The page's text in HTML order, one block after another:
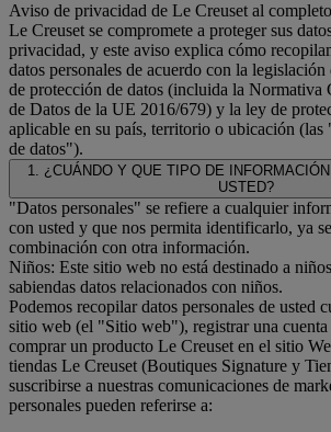
Aviso de privacidad de Le Creuset al completo
Le Creuset se compromete a proteger sus
privacidad, y este aviso explica cómo
datos personales de acuerdo con la
de protección de datos (incluida la Normativa
de Datos de la UE 2016/679) y la ley de
aplicable en su país, territorio o ubicación (las
de datos").
1. ¿CUÁNDO Y QUE TIPO DE
USTED?
"Datos personales" se refiere a cualquier
con usted y que nos permita identificarlo, ya
combinación con otra información.
Niños: Este sitio web no está destinado a
sabiendas datos relacionados con niños.
Podemos recopilar datos personales de usted
sitio web (el "Sitio web"), registrar una cuenta
comprar un producto Le Creuset en el sitio
tiendas Le Creuset (Boutiques Signature y
suscribirse a nuestras comunicaciones de
personales pueden referirse a: